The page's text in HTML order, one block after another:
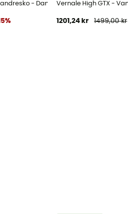
- DamerVernale High GTX -
1201,24 kr 1499,00 kr